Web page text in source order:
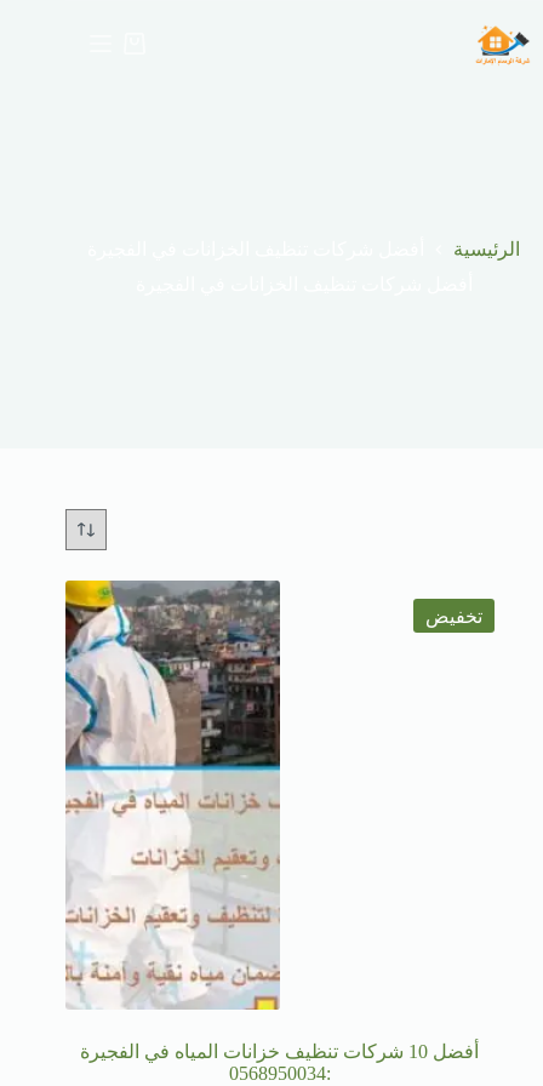
إلى
المحتوى
الرئيسية
تخفيض
أفضل 10 شركات تنظيف خزانات المياه في الفجيرة
:0568950034